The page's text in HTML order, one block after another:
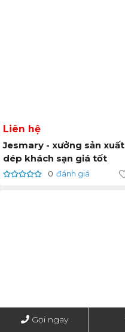
Liên hệ
Jesmary - xưởng sản xuất
dép khách sạn giá tốt
0 đánh giá
Gọi ngay